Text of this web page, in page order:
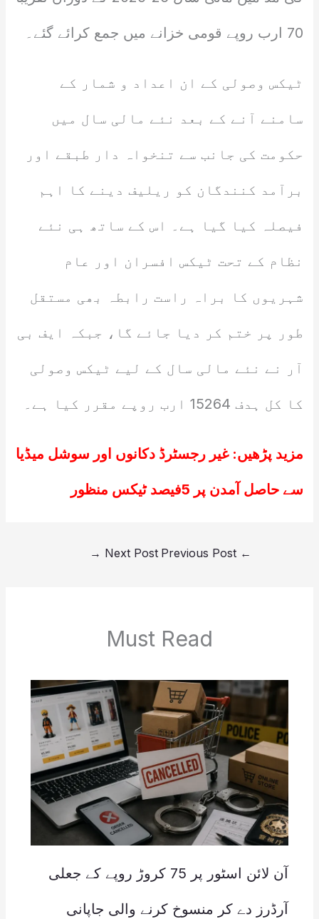
70 ارب روپے قومی خزانے میں جمع کرائے گئے۔
ٹیکس وصولی کے ان اعداد و شمار کے
سامنے آنے کے بعد نئے مالی سال میں
حکومت کی جانب سے تنخواہ دار طبقے اور
برآمد کنندگان کو ریلیف دینے کا اہم
فیصلہ کیا گیا ہے۔ اس کے ساتھ ہی نئے
نظام کے تحت ٹیکس افسران اور عام
شہریوں کا براہ راست رابطہ بھی مستقل
طور پر ختم کر دیا جائے گا، جبکہ ایف بی
آر نے نئے مالی سال کے لیے ٹیکس وصولی
کا کل ہدف 15264 ارب روپے مقرر کیا ہے۔
مزید پڑھیں:غیر رجسٹرڈ دکانوں اور سوشل میڈیا
سے حاصل آمدن پر 5فیصد ٹیکس منظور
←
Next Post
→
Must Read
آن لائن اسٹور پر 75 کروڑ روپے کے جعلی
آرڈرز دے کر منسوخ کرنے والی جاپانی